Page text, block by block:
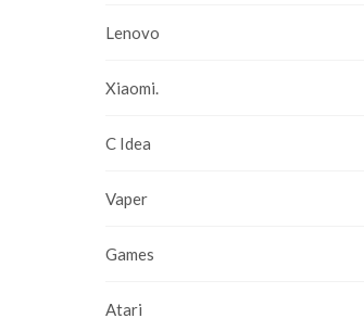
Lenovo
Xiaomi.
C Idea
Vaper
Games
Atari